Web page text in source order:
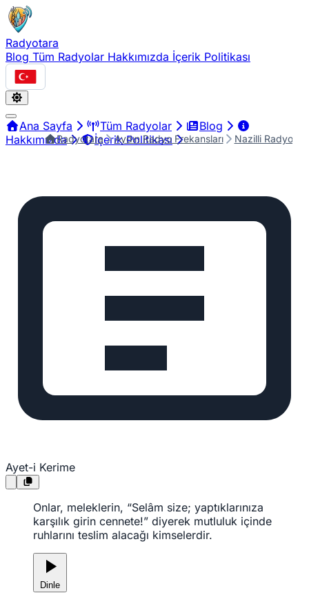
Radyotara
Blog Tüm Radyolar Hakkımızda İçerik Politikası
Türkçe
Ana Sayfa Tüm Radyolar
Blog
Hakkımızda
İçerik Politikası
Radyotara Aydın Radyo Frekansları Nazilli Radyo
Ayet-i Kerime
Onlar, meleklerin, “Selâm size; yaptıklarınıza
karşılık girin cennete!” diyerek mutluluk içinde
ruhlarını teslim alacağı kimselerdir.
Dinle